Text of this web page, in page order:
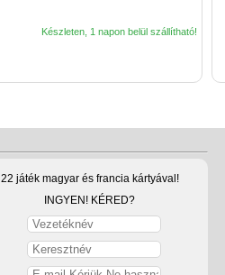
Készleten, 1 napon belül szállítható!
22 játék magyar és francia kártyával!
INGYEN! KÉRED?